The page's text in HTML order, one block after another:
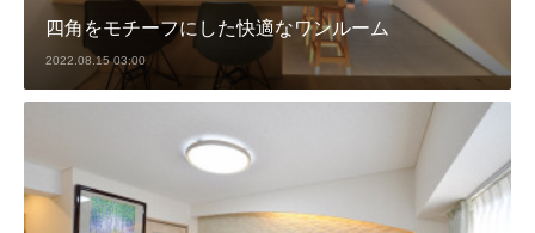
四角をモチーフにした快適なワンルーム
2022.08.15 03:00